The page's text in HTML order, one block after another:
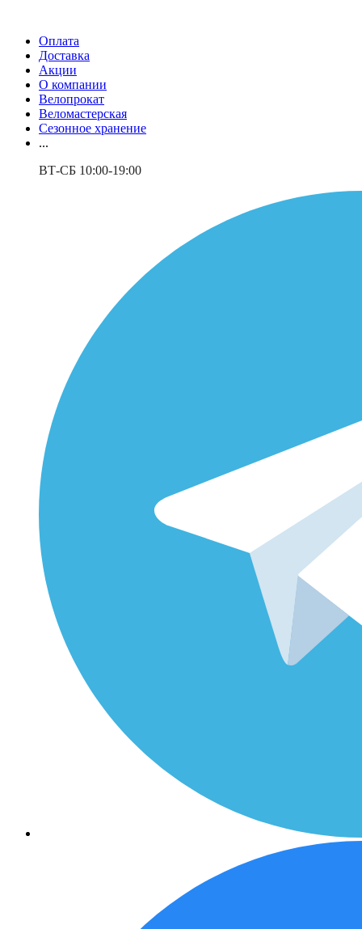
Оплата
Доставка
Акции
О компании
Велопрокат
Веломастерская
Сезонное хранение
...
ВТ-СБ 10:00-19:00